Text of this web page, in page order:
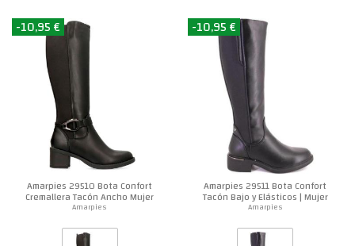
-10,95 €
Amarpies 29510 Bota Confort
Cremallera Tacón Ancho Mujer
Amarpies
-10,95 €
Amarpies 29511 Bota Confort
Tacón Bajo y Elásticos | Mujer
Amarpies